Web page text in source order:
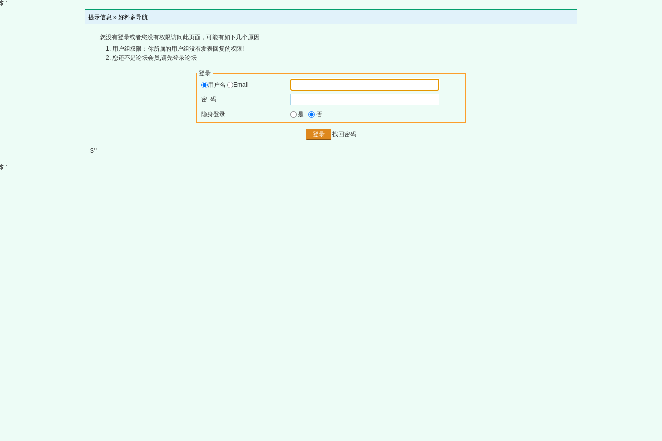
$' '
提示信息 » 好料多导航
您没有登录或者您没有权限访问此页面，可能有如下几个原因:
用户组权限：你所属的用户组没有发表回复的权限!
您还不是论坛会员,请先登录论坛
登录
用户名
Email
密 码
隐身登录 是 否
找回密码
$' '
$' '